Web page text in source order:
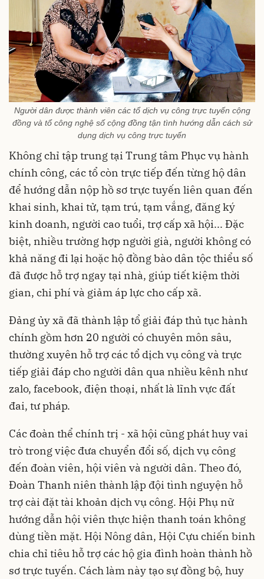
Người dân được thành viên các tổ dịch vụ công trực tuyến cộng
đồng và tổ công nghệ số cộng đồng tận tình hướng dẫn cách sử
dụng dịch vụ công trực tuyến
Không chỉ tập trung tại Trung tâm Phục vụ hành
chính công, các tổ còn trực tiếp đến từng hộ dân
để hướng dẫn nộp hồ sơ trực tuyến liên quan đến
khai sinh, khai tử, tạm trú, tạm vắng, đăng ký
kinh doanh, người cao tuổi, trợ cấp xã hội... Đặc
biệt, nhiều trường hợp người già, người không có
khả năng đi lại hoặc hộ đồng bào dân tộc thiểu số
đã được hỗ trợ ngay tại nhà, giúp tiết kiệm thời
gian, chi phí và giảm áp lực cho cấp xã.
Đảng ủy xã đã thành lập tổ giải đáp thủ tục hành
chính gồm hơn 20 người có chuyên môn sâu,
thường xuyên hỗ trợ các tổ dịch vụ công và trực
tiếp giải đáp cho người dân qua nhiều kênh như
zalo, facebook, điện thoại, nhất là lĩnh vực đất
đai, tư pháp.
Các đoàn thể chính trị - xã hội cũng phát huy vai
trò trong việc đưa chuyển đổi số, dịch vụ công
đến đoàn viên, hội viên và người dân. Theo đó,
Đoàn Thanh niên thành lập đội tình nguyện hỗ
trợ cài đặt tài khoản dịch vụ công. Hội Phụ nữ
hướng dẫn hội viên thực hiện thanh toán không
dùng tiền mặt. Hội Nông dân, Hội Cựu chiến binh
chia chỉ tiêu hỗ trợ các hộ gia đình hoàn thành hồ
sơ trực tuyến. Cách làm này tạo sự đồng bộ, huy